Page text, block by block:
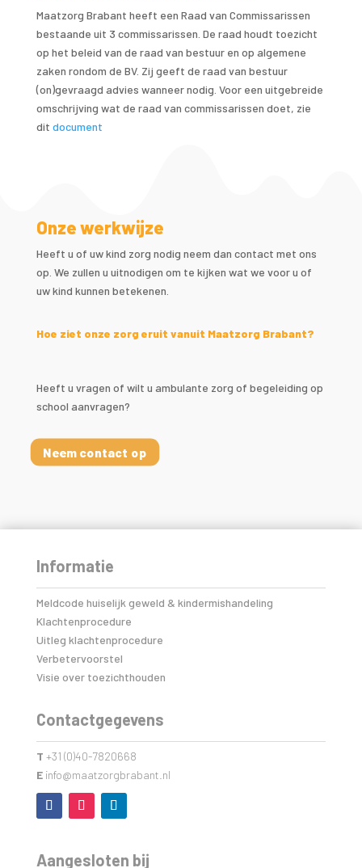
Maatzorg Brabant heeft een Raad van Commissarissen
bestaande uit 3 commissarissen. De raad houdt toezicht
op het beleid van de raad van bestuur en op algemene
zaken rondom de BV. Zij geeft de raad van bestuur
(on)gevraagd advies wanneer nodig. Voor een uitgebreide
omschrijving wat de raad van commissarissen doet, zie
dit document
Onze werkwijze
Heeft u of uw kind zorg nodig neem dan contact met ons
op. We zullen u uitnodigen om te kijken wat we voor u of
uw kind kunnen betekenen.
Hoe ziet onze zorg eruit vanuit Maatzorg Brabant?
Heeft u vragen of wilt u ambulante zorg of begeleiding op
school aanvragen?
Neem contact op
Informatie
Meldcode huiselijk geweld & kindermishandeling
Klachtenprocedure
Uitleg klachtenprocedure
Verbetervoorstel
Visie over toezichthouden
Contactgegevens
T +31 (0)40-7820668
E info@maatzorgbrabant.nl
Aangesloten bij